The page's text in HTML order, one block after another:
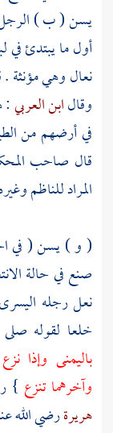
يسن ( ب ) الرجل (
أول ما يبتدئ في
نعال وهي مؤنثة .
وقالابن العربي:
في أرضهم من
قال صاحب
المراد للناظم
( و ) يسن ( في
صنع في حالة
نعل رجله
خلعا لقوله
باليمنى وإذا
وآخرهما تنزع }
هريرةرضي الله